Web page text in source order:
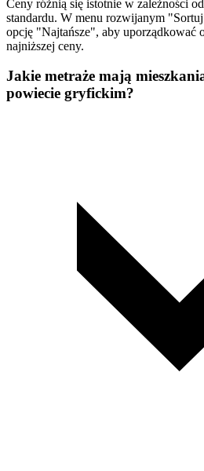
Ceny różnią się istotnie w zależności
standardu. W menu rozwijanym
opcję "Najtańsze", aby uporządkować
najniższej ceny.
Jakie metraże mają
powiecie gryfickim?